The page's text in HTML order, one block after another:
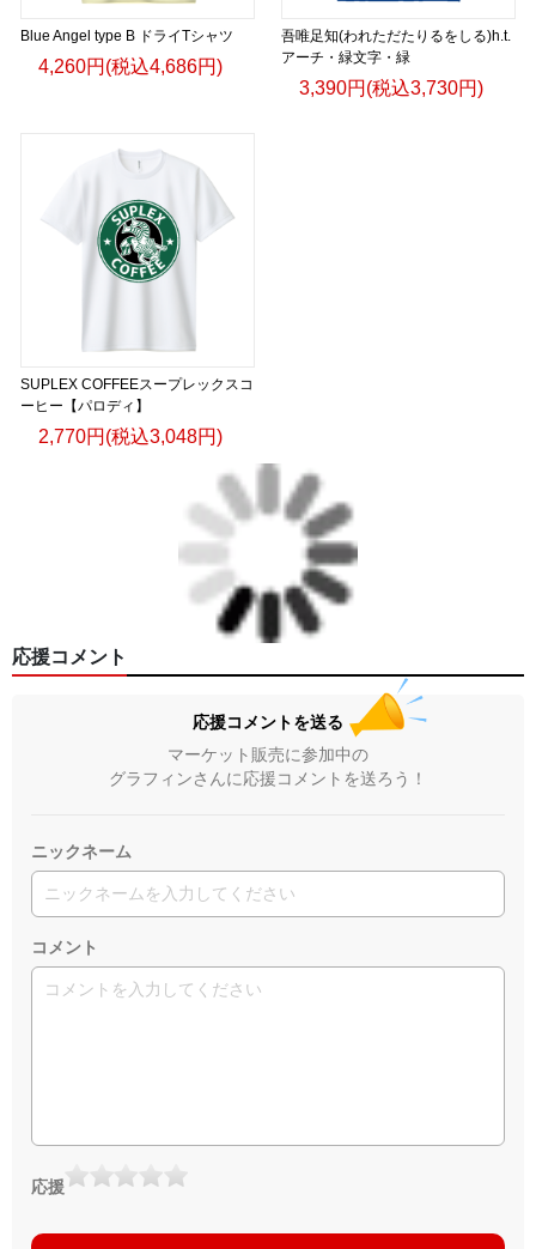
Blue Angel type B ドライTシャツ
4,260円(税込4,686円)
吾唯足知(われただたりるをしる)h.t.
アーチ・緑文字・緑
3,390円(税込3,730円)
SUPLEX COFFEEスープレックスコ
ーヒー【パロディ】
2,770円(税込3,048円)
応援コメント
応援コメントを送る
マーケット販売に参加中の
グラフィンさんに応援コメントを送ろう！
ニックネーム
コメント
応援